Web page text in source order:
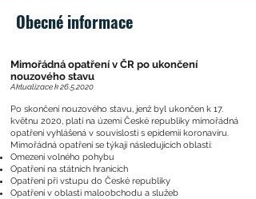
Obecné informace
Mimořádná opatření v ČR po ukončení
nouzového stavu
Aktualizace k26.5.2020
Po skončení nouzového stavu, jenž byl ukončen k 17.
květnu 2020, platí na území České republiky mimořádná
opatření vyhlášená v souvislosti s epidemií koronaviru.
Mimořádná opatření se týkají následujících oblastí:
Omezení volného pohybu
Opatření na státních hranicích
Opatření při vstupu do České republiky
Opatření v oblasti maloobchodu a služeb